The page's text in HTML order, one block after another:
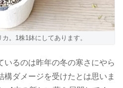
。1株1鉢にしてあります。
いるのは昨年の冬の寒さにやら
構ダメージを受けたとは思いま